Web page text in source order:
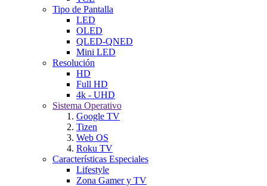
Tipo de Pantalla
LED
OLED
QLED-QNED
Mini LED
Resolución
HD
Full HD
4k - UHD
Sistema Operativo
Google TV
Tizen
Web OS
Roku TV
Características Especiales
Lifestyle
Zona Gamer y TV